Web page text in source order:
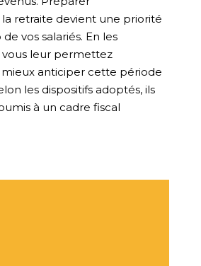
retraite devient une priorité
vos salariés. En les
leur permettez
anticiper cette période
les dispositifs adoptés, ils
à un cadre fiscal